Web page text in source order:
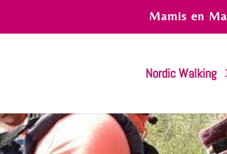
Mamis en
Nordic Walking